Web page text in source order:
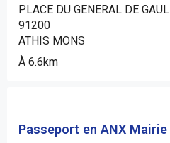
PLACE DU GENERAL DE
91200
ATHIS MONS
À 6.6km
Passeport en ANX Mairie